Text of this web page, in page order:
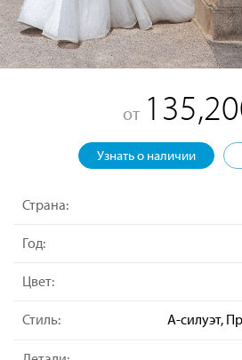
от
Узнать о наличии
Страна:
Год:
Цвет:
Стиль: А-силуэт,